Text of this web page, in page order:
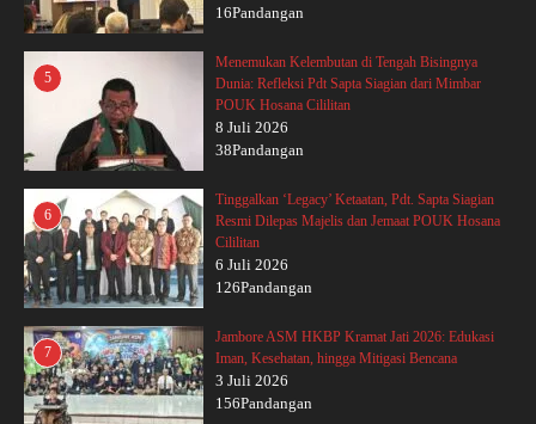
16Pandangan
5
Menemukan Kelembutan di Tengah Bisingnya
Dunia: Refleksi Pdt Sapta Siagian dari Mimbar
POUK Hosana Cililitan
8 Juli 2026
38Pandangan
6
Tinggalkan ‘Legacy’ Ketaatan, Pdt. Sapta Siagian
Resmi Dilepas Majelis dan Jemaat POUK Hosana
Cililitan
6 Juli 2026
126Pandangan
7
Jambore ASM HKBP Kramat Jati 2026: Edukasi
Iman, Kesehatan, hingga Mitigasi Bencana
3 Juli 2026
156Pandangan